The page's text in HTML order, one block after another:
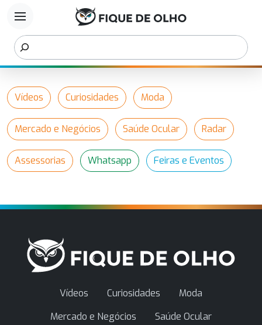
menu
Vídeos Curiosidades Moda
Mercado e Negócios Saúde Ocular Radar
Assessorias Whatsapp Feiras e Eventos
Vídeos Curiosidades
Moda
Mercado e Negócios
Saúde Ocular